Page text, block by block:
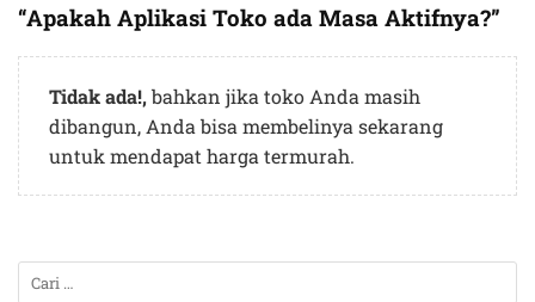
“Apakah Aplikasi Toko ada Masa Aktifnya?”
Tidak ada!,bahkan jika toko Anda masih
dibangun, Anda bisa membelinya sekarang
untuk mendapat harga termurah.